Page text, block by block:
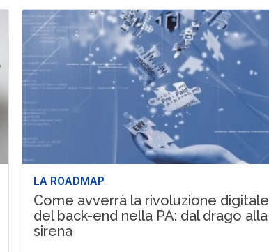
LA ROADMAP
Come avverrà la rivoluzione digitale
del back-end nella PA: dal drago alla
sirena